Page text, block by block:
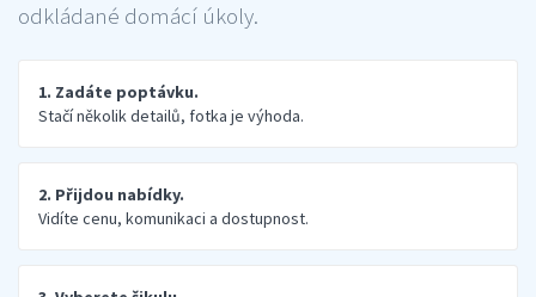
odkládané domácí úkoly.
1. Zadáte poptávku.
Stačí několik detailů, fotka je výhoda.
2. Přijdou nabídky.
Vidíte cenu, komunikaci a dostupnost.